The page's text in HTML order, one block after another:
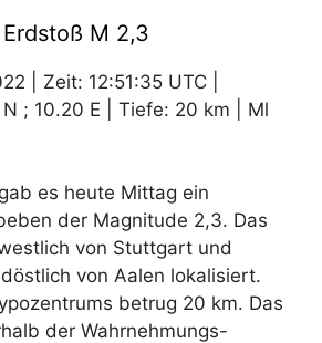
M 2,3
| Zeit: 12:51:35 UTC |
; 10.20 E | Tiefe: 20 km | Ml
es heute Mittag ein
der Magnitude 2,3. Das
von Stuttgart und
von Aalen lokalisiert.
betrug 20 km. Das
der Wahrnehmungs-